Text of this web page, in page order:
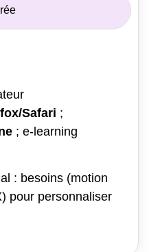
Safari ;
; e-learning
: besoins (motion
pour personnaliser